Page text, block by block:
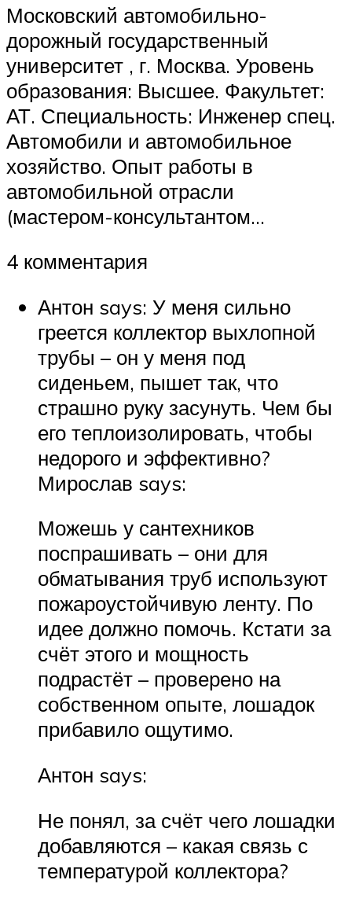
Московский автомобильно-
дорожный государственный
университет , г. Москва. Уровень
образования: Высшее. Факультет:
АТ. Специальность: Инженер спец.
Автомобили и автомобильное
хозяйство. Опыт работы в
автомобильной отрасли
(мастером-консультантом…
4 комментария
Антон says: У меня сильно
греется коллектор выхлопной
трубы – он у меня под
сиденьем, пышет так, что
страшно руку засунуть. Чем бы
его теплоизолировать, чтобы
недорого и эффективно?
Мирослав says:
Можешь у сантехников
поспрашивать – они для
обматывания труб используют
пожароустойчивую ленту. По
идее должно помочь. Кстати за
счёт этого и мощность
подрастёт – проверено на
собственном опыте, лошадок
прибавило ощутимо.
Антон says:
Не понял, за счёт чего лошадки
добавляются – какая связь с
температурой коллектора?